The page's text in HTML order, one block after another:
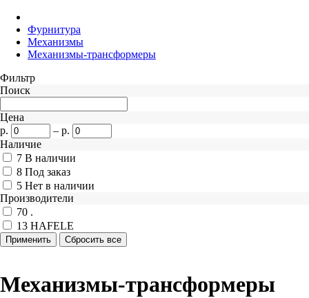
Фурнитура
Механизмы
Механизмы-трансформеры
Фильтр
Поиск
Цена
р.
– р.
Наличие
7 В наличии
8 Под заказ
5 Нет в наличии
Производители
70 .
13 HAFELE
Механизмы-трансформеры